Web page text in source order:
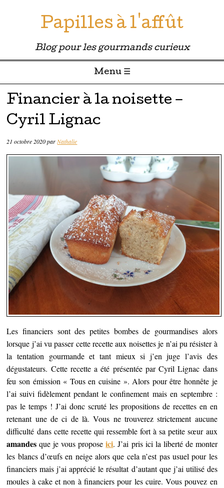
Papilles à l'affût
Blog pour les gourmands curieux
Menu ☰
Passer directement au contenu
Financier à la noisette –
Cyril Lignac
21 octobre 2020parNathalie
Les financiers sont des petites bombes de gourmandises alors
lorsque j’ai vu passer cette recette aux noisettes je n’ai pu résister à
la tentation gourmandeet tant mieux si j’en juge l’avis des
dégustateurs. Cette recette a été présentée par Cyril Lignac dans
feu son émission « Tous en cuisine ». Alors pour être honnête je
l’ai suivi fidèlement pendant le confinement mais en septembre :
pas le temps ! J’ai donc scruté les propositions de recettes en en
retenant une de ci de là. Vous ne trouverez strictement aucune
difficulté dans cette recette qui ressemble fort à sa petite sœur aux
amandes que je vous proposeici. J’ai pris ici la liberté de monter
les blancs d’œufs en neige alors que cela n’est pas usuel pour les
financiers mais j’ai apprécié le résultat d’autant que j’ai utilisé des
moules à cake et non à financiers pour les cuire. Vous pouvez en